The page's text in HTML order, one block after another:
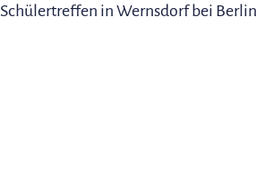
Schülertreffen in Wernsdorf bei Berlin